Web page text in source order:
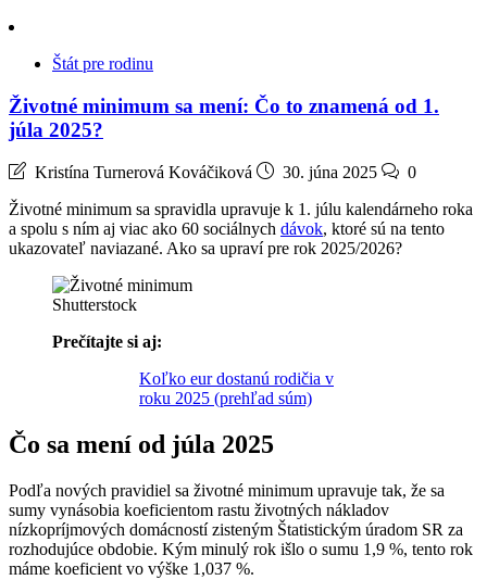
Štát pre rodinu
Životné minimum sa mení: Čo to znamená od 1.
júla 2025?
Kristína Turnerová Kováčiková 30. júna 2025
0
Životné minimum sa spravidla upravuje k 1. júlu kalendárneho roka
a spolu s ním aj viac ako 60 sociálnych dávok, ktoré sú na tento
ukazovateľ naviazané. Ako sa upraví pre rok 2025/2026?
Shutterstock
Prečítajte si aj:
Koľko eur dostanú rodičia v
roku 2025 (prehľad súm)
Čo sa mení od júla 2025
Podľa nových pravidiel sa životné minimum upravuje tak, že sa
sumy vynásobia koeficientom rastu životných nákladov
nízkopríjmových domácností zisteným Štatistickým úradom SR za
rozhodujúce obdobie. Kým minulý rok išlo o sumu 1,9 %, tento rok
máme koeficient vo výške 1,037 %.